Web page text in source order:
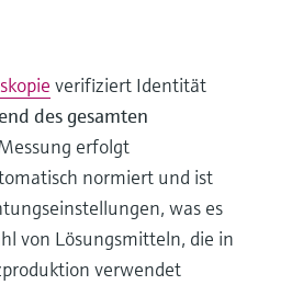
verifiziert Identität
des gesamten
erfolgt
normiert und ist
was es
von Lösungsmitteln, die in
verwendet